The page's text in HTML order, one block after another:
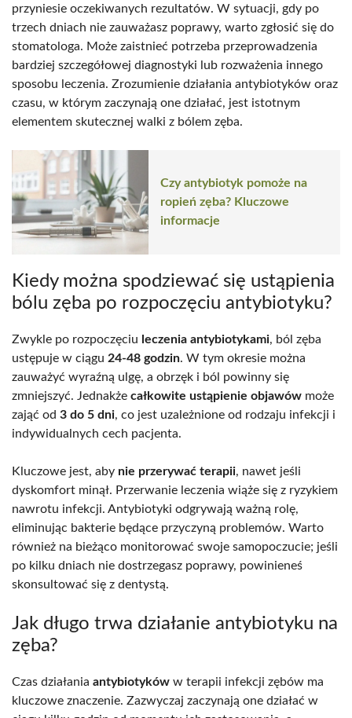
przyniesie oczekiwanych rezultatów. W sytuacji, gdy po
trzech dniach nie zauważasz poprawy, warto zgłosić się do
stomatologa. Może zaistnieć potrzeba przeprowadzenia
bardziej szczegółowej diagnostyki lub rozważenia innego
sposobu leczenia. Zrozumienie działania antybiotyków oraz
czasu, w którym zaczynają one działać, jest istotnym
elementem skutecznej walki z bólem zęba.
Czy antybiotyk pomoże na
ropień zęba? Kluczowe
informacje
Kiedy można spodziewać się ustąpienia
bólu zęba po rozpoczęciu antybiotyku?
Zwykle po rozpoczęciu leczenia antybiotykami, ból zęba
ustępuje w ciągu 24-48 godzin. W tym okresie można
zauważyć wyraźną ulgę, a obrzęk i ból powinny się
zmniejszyć. Jednakże całkowite ustąpienie objawów może
zająć od 3 do 5 dni, co jest uzależnione od rodzaju infekcji i
indywidualnych cech pacjenta.
Kluczowe jest, aby nie przerywać terapii, nawet jeśli
dyskomfort minął. Przerwanie leczenia wiąże się z ryzykiem
nawrotu infekcji. Antybiotyki odgrywają ważną rolę,
eliminując bakterie będące przyczyną problemów. Warto
również na bieżąco monitorować swoje samopoczucie; jeśli
po kilku dniach nie dostrzegasz poprawy, powinieneś
skonsultować się z dentystą.
Jak długo trwa działanie antybiotyku na
zęba?
Czas działania antybiotyków w terapii infekcji zębów ma
kluczowe znaczenie. Zazwyczaj zaczynają one działać w